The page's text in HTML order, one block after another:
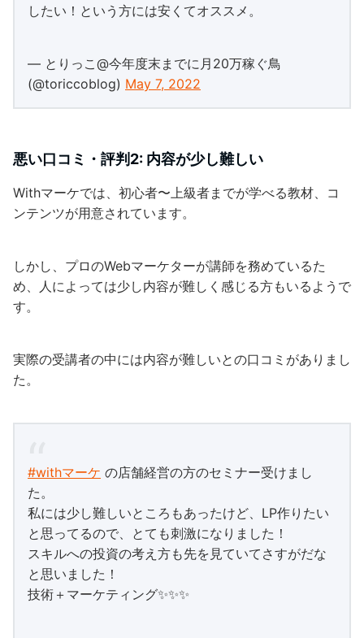
したい！という方には安くてオススメ。
— とりっこ@今年度末までに月20万稼ぐ鳥
(@toriccoblog) May 7, 2022
悪い口コミ・評判2: 内容が少し難しい
Withマーケでは、初心者〜上級者までが学べる教材、コ
ンテンツが用意されています。
しかし、プロのWebマーケターが講師を務めているた
め、人によっては少し内容が難しく感じる方もいるようで
す。
実際の受講者の中には内容が難しいとの口コミがありまし
た。
#withマーケ の店舗経営の方のセミナー受けまし
た。
私には少し難しいところもあったけど、LP作りたい
と思ってるので、とても刺激になりました！
スキルへの投資の考え方も先を見ていてさすがだな
と思いました！
技術＋マーケティング✨✨✨